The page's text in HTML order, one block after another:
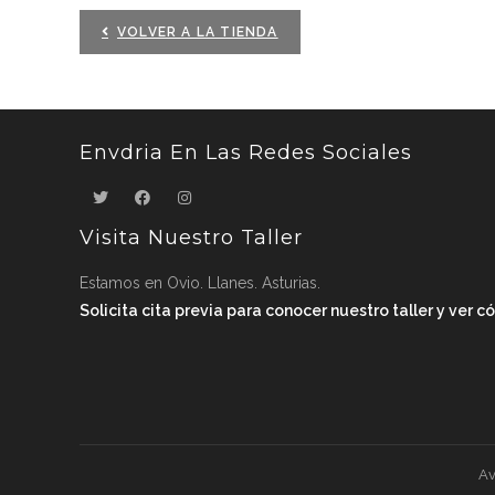
VOLVER A LA TIENDA
Envdria En Las Redes Sociales
Visita Nuestro Taller
Estamos en Ovio. Llanes. Asturias.
Solicita cita previa para conocer nuestro taller y ver